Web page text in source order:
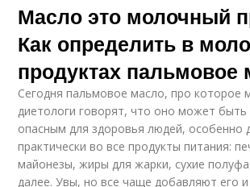
Масло это молочный
Как определить в
продуктах пальмовое
Сегодня пальмовое масло, про которое
диетологи говорят, что оно может
опасным для здоровья людей, особенно
практически во все продукты питания:
майонезы, жиры для жарки, сухие
далее. Увы, но все чаще добавляют его и